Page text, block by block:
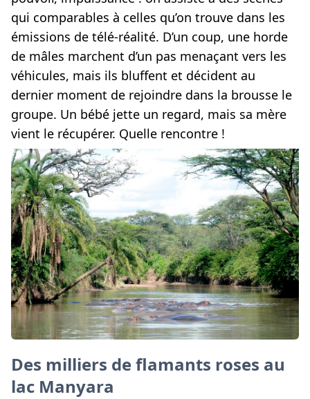
qui comparables à celles qu’on trouve dans les
émissions de télé-réalité. D’un coup, une horde
de mâles marchent d’un pas menaçant vers les
véhicules, mais ils bluffent et décident au
dernier moment de rejoindre dans la brousse le
groupe. Un bébé jette un regard, mais sa mère
vient le récupérer. Quelle rencontre !
Des milliers de flamants roses au
lac Manyara